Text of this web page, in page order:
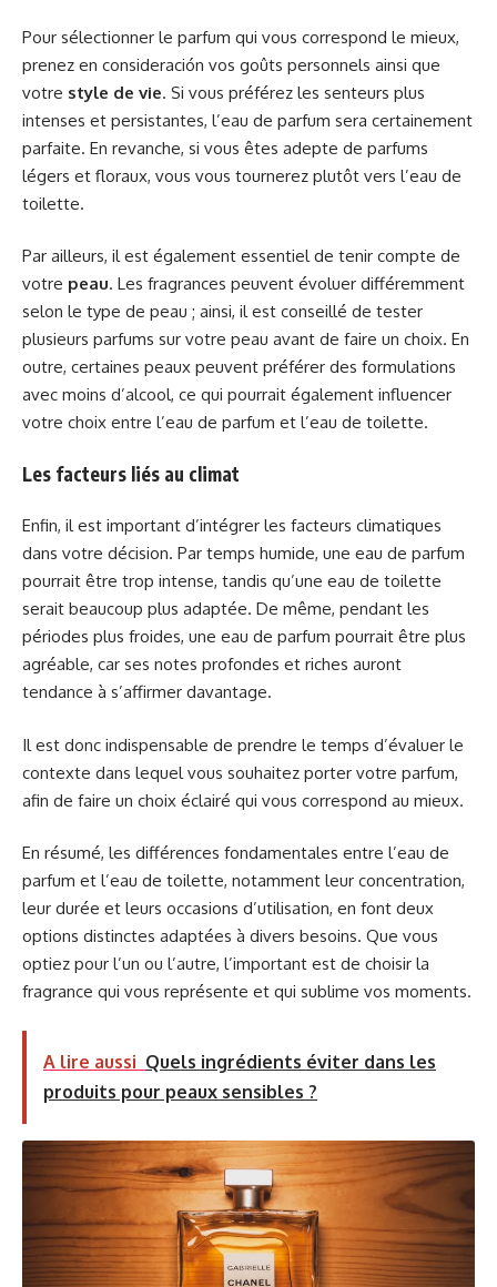
Pour sélectionner le parfum qui vous correspond le mieux,
prenez en consideración vos goûts personnels ainsi que
votre style de vie. Si vous préférez les senteurs plus
intenses et persistantes, l’eau de parfum sera certainement
parfaite. En revanche, si vous êtes adepte de parfums
légers et floraux, vous vous tournerez plutôt vers l’eau de
toilette.
Par ailleurs, il est également essentiel de tenir compte de
votre peau. Les fragrances peuvent évoluer différemment
selon le type de peau ; ainsi, il est conseillé de tester
plusieurs parfums sur votre peau avant de faire un choix. En
outre, certaines peaux peuvent préférer des formulations
avec moins d’alcool, ce qui pourrait également influencer
votre choix entre l’eau de parfum et l’eau de toilette.
Les facteurs liés au climat
Enfin, il est important d’intégrer les facteurs climatiques
dans votre décision. Par temps humide, une eau de parfum
pourrait être trop intense, tandis qu’une eau de toilette
serait beaucoup plus adaptée. De même, pendant les
périodes plus froides, une eau de parfum pourrait être plus
agréable, car ses notes profondes et riches auront
tendance à s’affirmer davantage.
Il est donc indispensable de prendre le temps d’évaluer le
contexte dans lequel vous souhaitez porter votre parfum,
afin de faire un choix éclairé qui vous correspond au mieux.
En résumé, les différences fondamentales entre l’eau de
parfum et l’eau de toilette, notamment leur concentration,
leur durée et leurs occasions d’utilisation, en font deux
options distinctes adaptées à divers besoins. Que vous
optiez pour l’un ou l’autre, l’important est de choisir la
fragrance qui vous représente et qui sublime vos moments.
A lire aussi Quels ingrédients éviter dans les
produits pour peaux sensibles ?